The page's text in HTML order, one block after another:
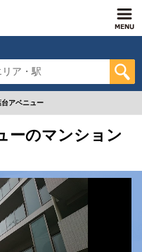
リア・駅
台アベニュー
ーのマンション